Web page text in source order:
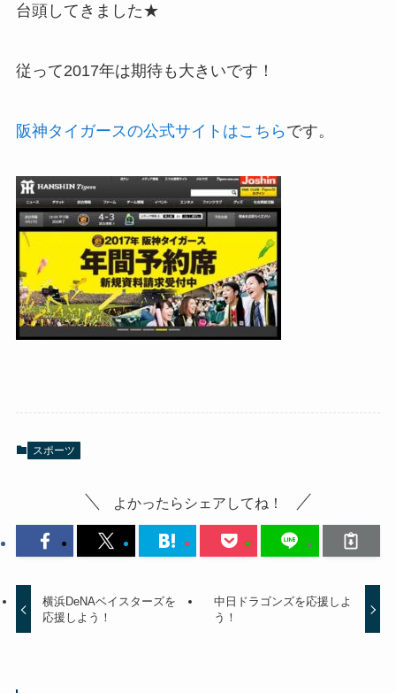
台頭してきました★
従って2017年は期待も大きいです！
阪神タイガースの公式サイトはこちら です。
スポーツ
よかったらシェアしてね！
横浜DeNAベイスターズを
応援しよう！
中日ドラゴンズを応援しよ
う！